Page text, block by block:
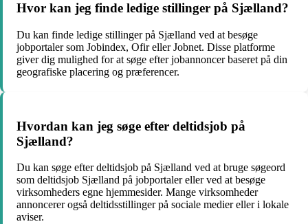
Hvor kan jeg finde ledige stillinger på Sjælland?
Du kan finde ledige stillinger på Sjælland ved at besøge
jobportaler som Jobindex, Ofir eller Jobnet. Disse platforme
giver dig mulighed for at søge efter jobannoncer baseret på din
geografiske placering og præferencer.
Hvordan kan jeg søge efter deltidsjob på
Sjælland?
Du kan søge efter deltidsjob på Sjælland ved at bruge søgeord
som deltidsjob Sjælland på jobportaler eller ved at besøge
virksomheders egne hjemmesider. Mange virksomheder
annoncerer også deltidsstillinger på sociale medier eller i lokale
aviser.